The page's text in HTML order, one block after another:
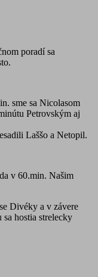
poradí sa
sme sa Nicolasom
Petrovským aj
Laššo a Netopil.
v 60.min. Našim
Divéky a v závere
hostia strelecky